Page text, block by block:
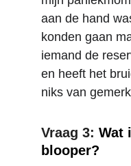
aan de hand
konden gaan
iemand de
en heeft het
niks van
Vraag 3: Wat
blooper?